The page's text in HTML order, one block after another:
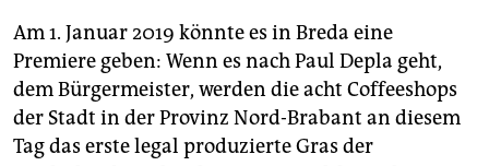
fragen & hilfe
unterstützen
abo
genossenschaft
Am 1. Januar 2019 könnte es in Breda eine
Premiere geben: Wenn es nach Paul Depla geht,
dem Bürgermeister, werden die acht Coffeeshops
der Stadt in der Provinz Nord-Brabant an diesem
Tag das erste legal produzierte Gras der